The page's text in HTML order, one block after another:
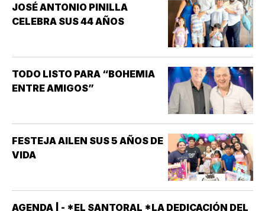
INTERÉS HA GENERADO PARA
LA INVESTIGACIÓN DE NUEVOS
(INCAPACIDAD DE ALCANZAR
Y/O MANTENER…
JOSÉ ANTONIO PINILLA
CELEBRA SUS 44 AÑOS
TODO LISTO PARA “BOHEMIA
ENTRE AMIGOS”
FESTEJA AILEN SUS 5 AÑOS DE
VIDA
AGENDA | - *EL SANTORAL *LA DEDICACIÓN DEL